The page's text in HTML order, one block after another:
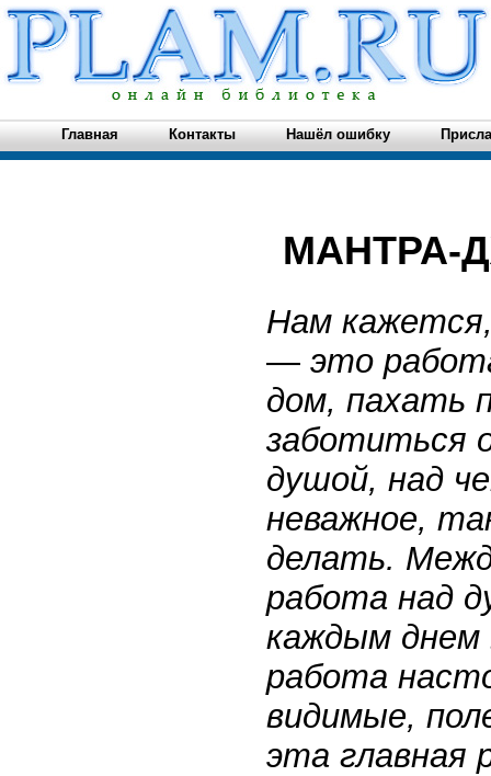
Главная Контакты Нашёл ошибку
МАНТРА-
Нам
— это
дом, пахать
заботиться
душой, над
неважное,
делать.
работа над
каждым днем
работа
видимые,
эта главная